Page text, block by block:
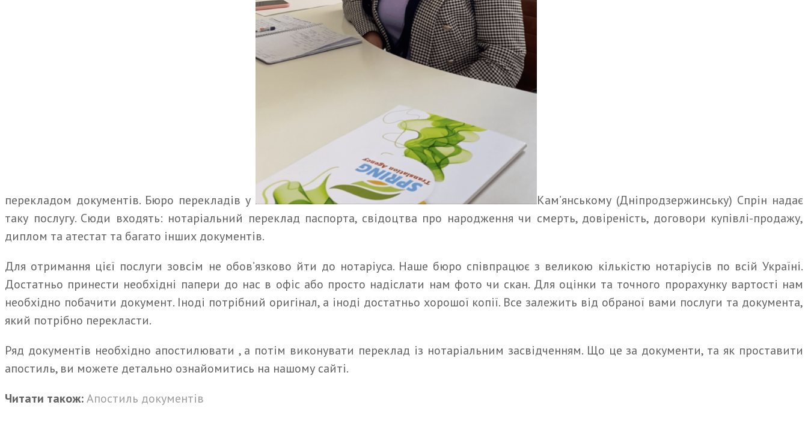
перекладом документів. Бюро перекладів у
Кам’янському (Дніпродзержинську) Спрін надає
таку послугу. Сюди входять: нотаріальний переклад паспорта, свідоцтва про народження чи смерть, довіреність, договори купівлі-продажу,
диплом та атестат та багато інших документів.
Для отримання цієї послуги зовсім не обов’язково йти до нотаріуса. Наше бюро співпрацює з великою кількістю нотаріусів по всій Україні.
Достатньо принести необхідні папери до нас в офіс або просто надіслати нам фото чи скан. Для оцінки та точного прорахунку вартості нам
необхідно побачити документ. Іноді потрібний оригінал, а іноді достатньо хорошої копії. Все залежить від обраної вами послуги та документа,
який потрібно перекласти.
Ряд документів необхідно апостилювати , а потім виконувати переклад із нотаріальним засвідченням. Що це за документи, та як проставити
апостиль, ви можете детально ознайомитись на нашому сайті.
Читати також:Апостиль документів